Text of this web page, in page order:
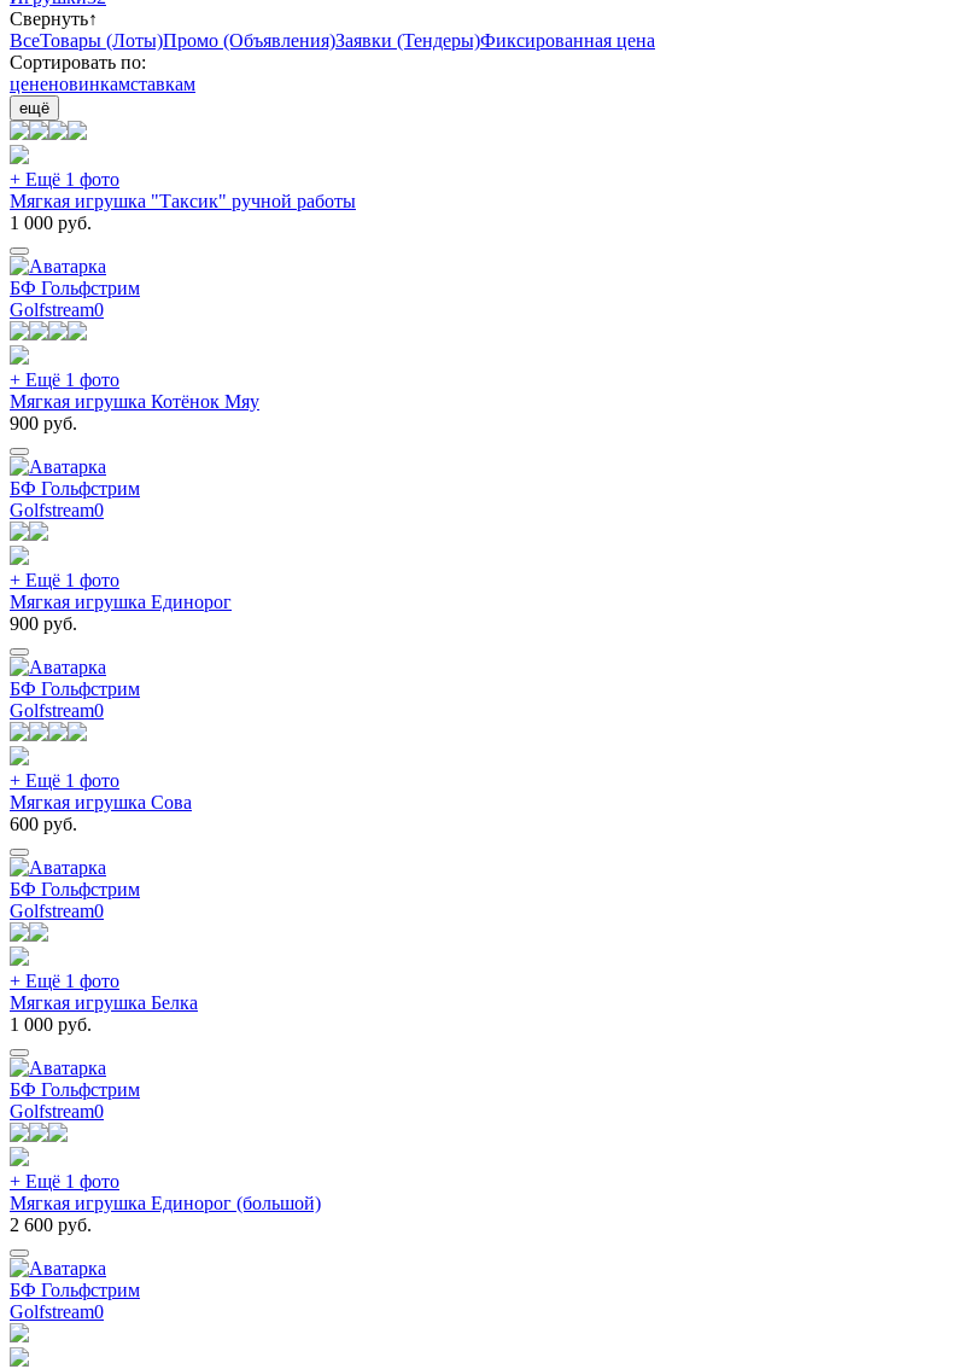
Свернуть↑
ВсеТовары (Лоты)Промо (Объявления)Заявки (Тендеры)Фиксированная цена
Сортировать по:
цененовинкамставкам
ещё
+ Ещё 1 фото
Мягкая игрушка "Таксик" ручной работы
1 000 руб.
БФ Гольфстрим
Golfstream0
+ Ещё 1 фото
Мягкая игрушка Котёнок Мяу
900 руб.
БФ Гольфстрим
Golfstream0
+ Ещё 1 фото
Мягкая игрушка Единорог
900 руб.
БФ Гольфстрим
Golfstream0
+ Ещё 1 фото
Мягкая игрушка Сова
600 руб.
БФ Гольфстрим
Golfstream0
+ Ещё 1 фото
Мягкая игрушка Белка
1 000 руб.
БФ Гольфстрим
Golfstream0
+ Ещё 1 фото
Мягкая игрушка Единорог (большой)
2 600 руб.
БФ Гольфстрим
Golfstream0